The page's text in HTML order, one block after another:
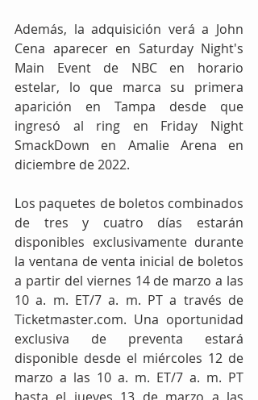
Además, la adquisición verá a John
Cena aparecer en Saturday Night's
Main Event de NBC en horario
estelar, lo que marca su primera
aparición en Tampa desde que
ingresó al ring en Friday Night
SmackDown en Amalie Arena en
diciembre de 2022.
Los paquetes de boletos combinados
de tres y cuatro días estarán
disponibles exclusivamente durante
la ventana de venta inicial de boletos
a partir del viernes 14 de marzo a las
10 a. m. ET/7 a. m. PT a través de
Ticketmaster.com. Una oportunidad
exclusiva de preventa estará
disponible desde el miércoles 12 de
marzo a las 10 a. m. ET/7 a. m. PT